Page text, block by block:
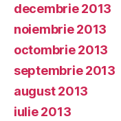
decembrie 2013
noiembrie 2013
octombrie 2013
septembrie 2013
august 2013
iulie 2013